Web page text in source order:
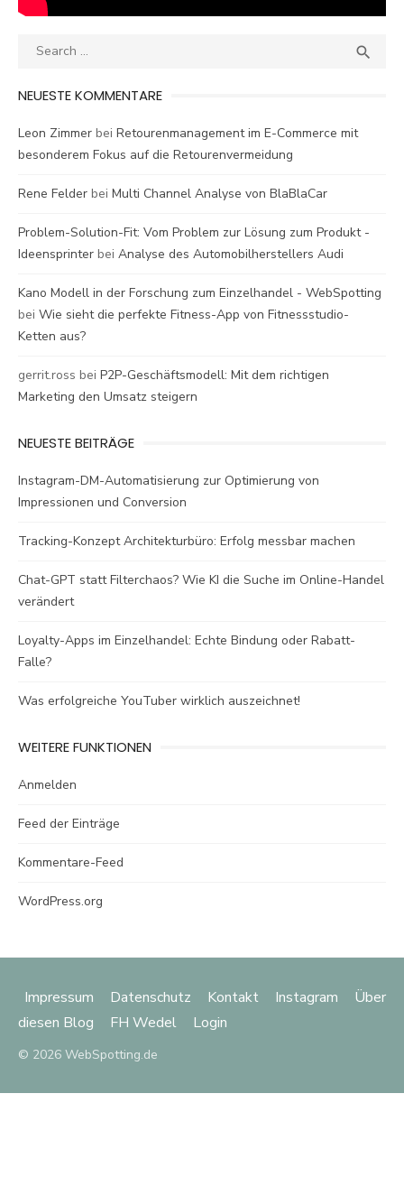
Search

NEUESTE KOMMENTARE
Leon Zimmer bei Retourenmanagement im E-Commerce mit
besonderem Fokus auf die Retourenvermeidung
Rene Felder bei Multi Channel Analyse von BlaBlaCar
Problem-Solution-Fit: Vom Problem zur Lösung zum Produkt -
Ideensprinter bei Analyse des Automobilherstellers Audi
Kano Modell in der Forschung zum Einzelhandel - WebSpotting
bei Wie sieht die perfekte Fitness-App von Fitnessstudio-
Ketten aus?
gerrit.ross bei P2P-Geschäftsmodell: Mit dem richtigen
Marketing den Umsatz steigern
NEUESTE BEITRÄGE
Instagram-DM-Automatisierung zur Optimierung von
Impressionen und Conversion
Tracking-Konzept Architekturbüro: Erfolg messbar machen
Chat-GPT statt Filterchaos? Wie KI die Suche im Online-Handel
verändert
Loyalty-Apps im Einzelhandel: Echte Bindung oder Rabatt-
Falle?
Was erfolgreiche YouTuber wirklich auszeichnet!
WEITERE FUNKTIONEN
Anmelden
Feed der Einträge
Kommentare-Feed
WordPress.org
Impressum Datenschutz Kontakt Instagram
Über
diesen Blog
FH Wedel Login
© 2026 WebSpotting.de